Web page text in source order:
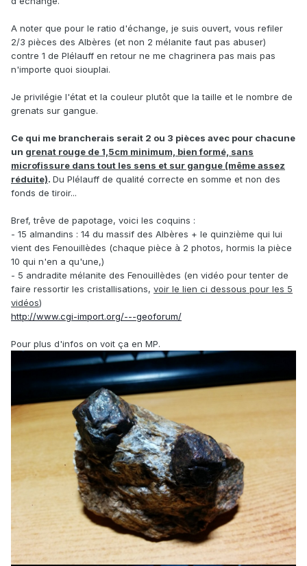
A noter que pour le ratio d'échange, je suis ouvert, vous refiler
2/3 pièces des Albères (et non 2 mélanite faut pas abuser)
contre 1 de Plélauff en retour ne me chagrinera pas mais pas
n'importe quoi siouplai.
Je privilégie l'état et la couleur plutôt que la taille et le nombre de
grenats sur gangue.
Ce qui me brancherais serait 2 ou 3 pièces avec pour chacune
un grenat rouge de 1,5cm minimum, bien formé, sans
microfissure dans tout les sens et sur gangue (même assez
réduite). Du Plélauff de qualité correcte en somme et non des
fonds de tiroir...
Bref, trêve de papotage, voici les coquins :
- 15 almandins : 14 du massif des Albères + le quinzième qui lui
vient des Fenouillèdes (chaque pièce à 2 photos, hormis la pièce
10 qui n'en a qu'une,)
- 5 andradite mélanite des Fenouillèdes (en vidéo pour tenter de
faire ressortir les cristallisations, voir le lien ci dessous pour les 5
vidéos)
http://www.cgi-import.org/---geoforum/
Pour plus d'infos on voit ça en MP.